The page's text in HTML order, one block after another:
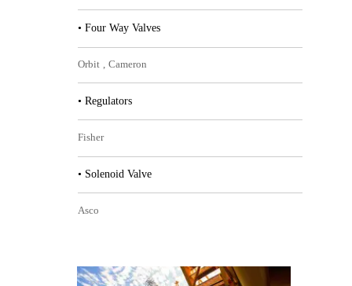
• Four Way Valves​​​​​​​
Orbit , Cameron​​​​​​​
• Regulators​​​​​​​
Fisher​​​​​​​
• Solenoid Valve
Asco